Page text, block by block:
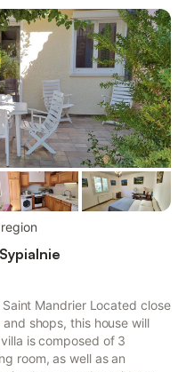
A kitchen equipped with
oven...
Mandrier Located close
shops, this house will
is composed of 3
room, as well as an